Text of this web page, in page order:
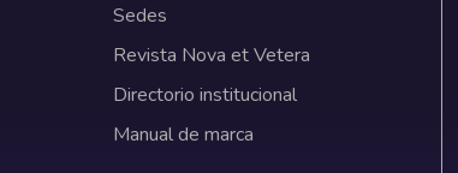
Sedes
Revista Nova et Vetera
Directorio institucional
Manual de marca